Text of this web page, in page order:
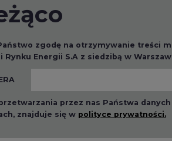
zgodę na otrzymywanie treści
Energii S.A z siedzibą w
przez nas Państwa
znajduje się w polityce prywatności.